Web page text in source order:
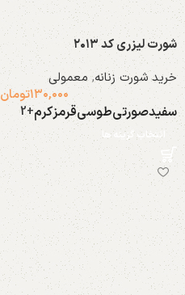
شورت لیزری کد ۲۰۱۳
خرید شورت زنانه,معمولی
۱۳۰,۰۰۰تومان
سفیدصورتیطوسیقرمزکرم+2
انتخاب گزینه ها